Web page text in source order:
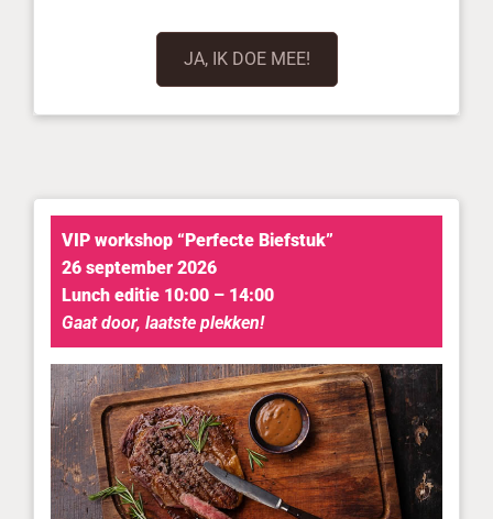
JA, IK DOE MEE!
VIP workshop “Perfecte Biefstuk”
26 september 2026
Lunch editie 10:00 – 14:00
Gaat door, laatste plekken!